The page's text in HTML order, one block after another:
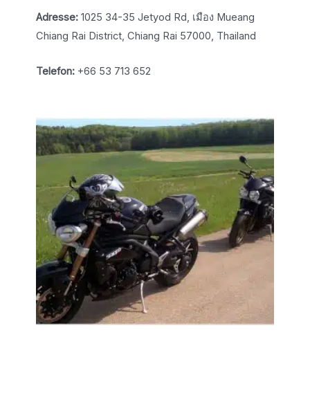
Adresse:1025 34-35 Jetyod Rd, เมือง Mueang
Chiang Rai District, Chiang Rai 57000, Thailand
Telefon:+66 53 713 652